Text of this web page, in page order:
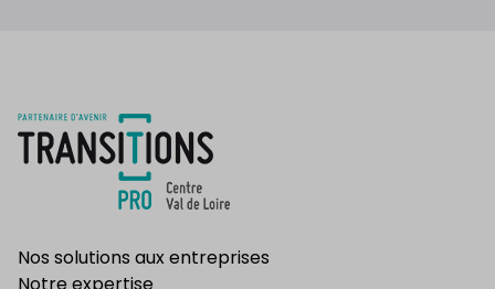
Nos solutions aux entreprises